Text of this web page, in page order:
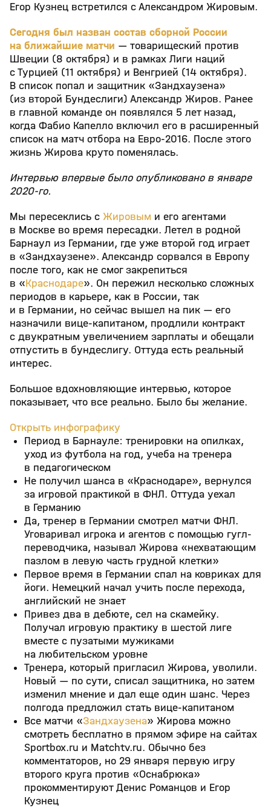
Егор Кузнец встретился с Александром Жировым.
Сегодня был назван состав сборной России
на ближайшие матчи — товарищеский против
Швеции (8 октября) и в рамках Лиги наций
с Турцией (11 октября) и Венгрией (14 октября).
В список попал и защитник «Зандхаузена»
(из второй Бундеслиги) Александр Жиров. Ранее
в главной команде он появлялся 5 лет назад,
когда Фабио Капелло включил его в расширенный
список на матч отбора на Евро-2016. После этого
жизнь Жирова круто поменялась.
Интервью впервые было опубликовано в январе
2020-го.
Мы пересеклись с Жировым и его агентами
в Москве во время пересадки. Летел в родной
Барнаул из Германии, где уже второй год играет
в «Зандхаузене». Александр сорвался в Европу
после того, как не смог закрепиться
в «Краснодаре». Он пережил несколько сложных
периодов в карьере, как в России, так
и в Германии, но сейчас вышел на пик — его
назначили вице-капитаном, продлили контракт
с двукратным увеличением зарплаты и обещали
отпустить в бундеслигу. Оттуда есть реальный
интерес.
Большое вдохновляющие интервью, которое
показывает, что все реально. Было бы желание.
Открыть инфографику
Период в Барнауле: тренировки на опилках,
уход из футбола на год, учеба на тренера
в педагогическом
Не получил шанса в «Краснодаре», вернулся
за игровой практикой в ФНЛ. Оттуда уехал
в Германию
Да, тренер в Германии смотрел матчи ФНЛ.
Уговаривал игрока и агентов с помощью гугл-
переводчика, называл Жирова «нехватающим
пазлом в левую часть грудной клетки»
Первое время в Германии спал на ковриках для
йоги. Немецкий начал учить после перехода,
английский не знает
Привез два в дебюте, сел на скамейку.
Получал игровую практику в шестой лиге
вместе с пузатыми мужиками
на любительском уровне
Тренера, который пригласил Жирова, уволили.
Новый — по сути, списал защитника, но затем
изменил мнение и дал еще один шанс. Через
полгода предложил стать вице-капитаном
Все матчи «Зандхаузена» Жирова можно
смотреть бесплатно в прямом эфире на сайтах
Sportbox.ru и Matchtv.ru. Обычно без
комментаторов, но 29 января первую игру
второго круга против «Оснабрюка»
прокомментируют Денис Романцов и Егор
Кузнец